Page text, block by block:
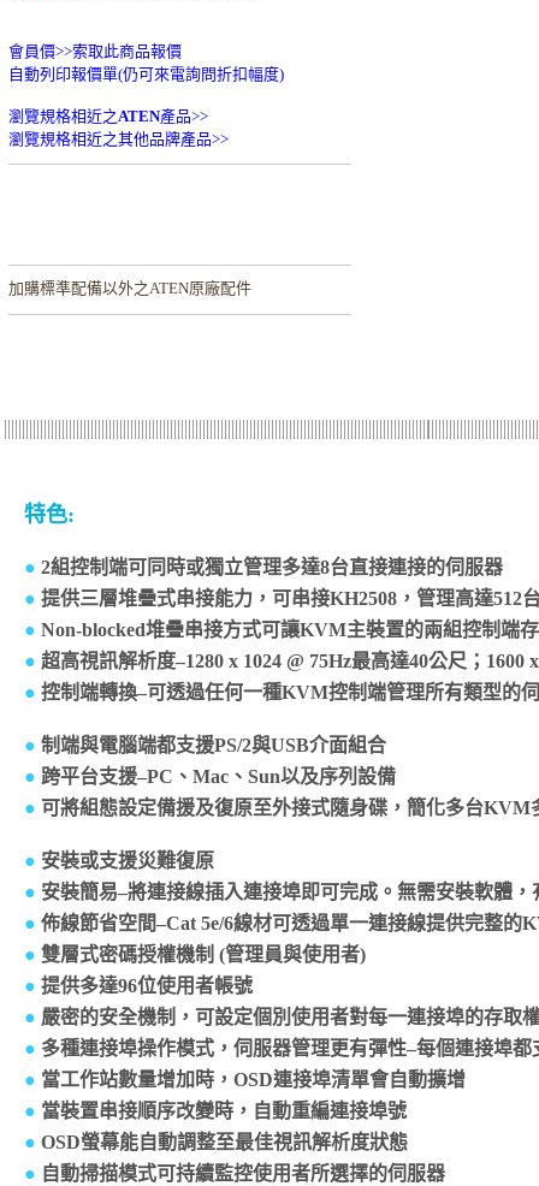
會員價>>索取此商品報價
自動列印報價單(仍可來電詢問折扣幅度)
瀏覽規格相近之ATEN產品>>
瀏覽規格相近之其他品牌產品>>
加購標準配備以外之ATEN原廠配件
特色:
● 2組控制端可同時或獨立管理多達8台直接連接的伺服器
● 提供三層堆疊式串接能力，可串接KH2508，管理高達512
● Non-blocked堆疊串接方式可讓KVM主裝置的兩組控制端
● 超高視訊解析度–1280 x 1024 @ 75Hz最高達40公尺；1600
● 控制端轉換–可透過任何一種KVM控制端管理所有類型的
● 制端與電腦端都支援PS/2與USB介面組合
● 跨平台支援–PC、Mac、Sun以及序列設備
● 可將組態設定備援及復原至外接式隨身碟，簡化多台KVM
● 安裝或支援災難復原
● 安裝簡易–將連接線插入連接埠即可完成。無需安裝軟體
● 佈線節省空間–Cat 5e/6線材可透過單一連接線提供完整的
● 雙層式密碼授權機制 (管理員與使用者)
● 提供多達96位使用者帳號
● 嚴密的安全機制，可設定個別使用者對每一連接埠的存取
● 多種連接埠操作模式，伺服器管理更有彈性–每個連接埠
● 當工作站數量增加時，OSD連接埠清單會自動擴增
● 當裝置串接順序改變時，自動重編連接埠號
● OSD螢幕能自動調整至最佳視訊解析度狀態
● 自動掃描模式可持續監控使用者所選擇的伺服器